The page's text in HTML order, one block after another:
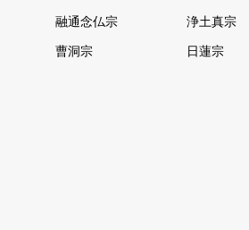
融通念仏宗 浄土真宗
曹洞宗 日蓮宗